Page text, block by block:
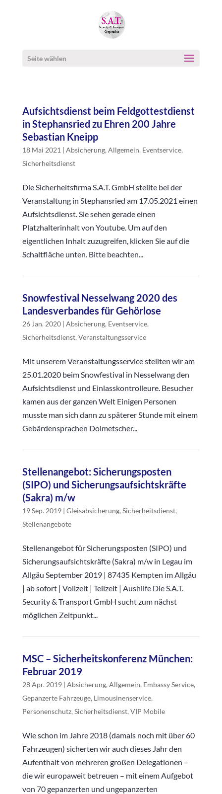
Seite wählen
Aufsichtsdienst beim Feldgottestdienst
in Stephansried zu Ehren 200 Jahre
Sebastian Kneipp
18 Mai 2021 | Absicherung, Allgemein, Eventservice,
Sicherheitsdienst
Die Sicherheitsfirma S.A.T. GmbH stellte bei der
Veranstaltung in Stephansried am 17.05.2021 einen
Aufsichtsdienst. Sie sehen gerade einen
Platzhalterinhalt von Youtube. Um auf den
eigentlichen Inhalt zuzugreifen, klicken Sie auf die
Schaltfläche unten. Bitte beachten...
Snowfestival Nesselwang 2020 des
Landesverbandes für Gehörlose
26 Jan. 2020| Absicherung, Eventservice,
Sicherheitsdienst, Veranstaltungsservice
Mit unserem Veranstaltungsservice stellten wir am
25.01.2020 beim Snowfestival in Nesselwang den
Aufsichtsdienst und Einlasskontrolleure. Besucher
kamen aus der ganzen Welt Einigen Personen
musste man sich dann zu späterer Stunde mit einem
Gebärdensprachen Dolmetscher...
Stellenangebot: Sicherungsposten
(SIPO) und Sicherungsaufsichtskräfte
(Sakra) m/w
19 Sep. 2019| Gleisabsicherung, Sicherheitsdienst,
Stellenangebote
Stellenangebot für Sicherungsposten (SIPO) und
Sicherungsaufsichtskräfte (Sakra) m/w in Legau im
Allgäu September 2019 | 87435 Kempten im Allgäu
| ab sofort | Vollzeit | Teilzeit | Aushilfe Die S.A.T.
Security & Transport GmbH sucht zum nächst
möglichen Zeitpunkt...
MSC – Sicherheitskonferenz München:
Februar 2019
28 Apr. 2019| Absicherung, Allgemein, Embassy Service,
Gepanzerte Fahrzeuge, Limousinenservice,
Personenschutz, Sicherheitsdienst, VIP Mobile
Wie schon im Jahre 2018 (damals noch mit über 60
Fahrzeugen) sicherten wir auch dieses Jahr den
Aufenthalt von mehreren großen Delegationen –
die wir europaweit betreuen – mit einem Aufgebot
von 70 gepanzerten und ungepanzerten